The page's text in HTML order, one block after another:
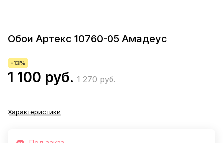
Обои Артекс 10760-05 Амадеус
-13%
1 100 руб. 1 270 руб.
Характеристики